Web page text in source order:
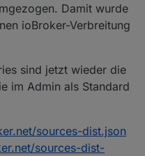
Damit wurde
ioBroker-Verbreitung
sind jetzt wieder die
im Admin als Standard
sources-dist.json
sources-dist-